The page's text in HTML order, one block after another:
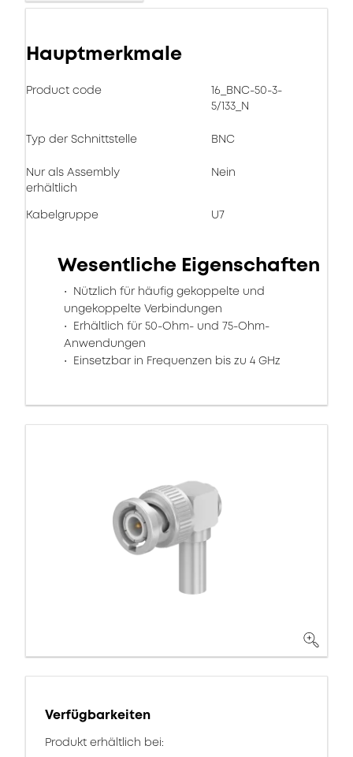
Hauptmerkmale
Product code
16_BNC-50-3-
5/133_N
Typ der Schnittstelle BNC
Nur als Assembly
erhältlich
Nein
Kabelgruppe U7
Wesentliche Eigenschaften
Nützlich für häufig gekoppelte und
ungekoppelte Verbindungen
Erhältlich für 50-Ohm- und 75-Ohm-
Anwendungen
Einsetzbar in Frequenzen bis zu 4 GHz
Verfügbarkeiten
Produkt erhältlich bei: